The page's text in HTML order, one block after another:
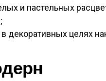
и пастельных
в декоративных целях